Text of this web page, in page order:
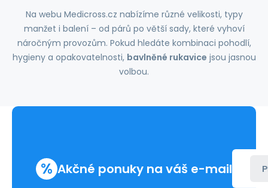
Na webu Medicross.cz nabízíme různé velikosti, typy
manžet i balení – od párů po větší sady, které vyhoví
náročným provozům. Pokud hledáte kombinaci pohodlí,
hygieny a opakovatelnosti, bavlněné rukavice jsou jasnou
volbou.
% Akčné ponuky na váš e-mail